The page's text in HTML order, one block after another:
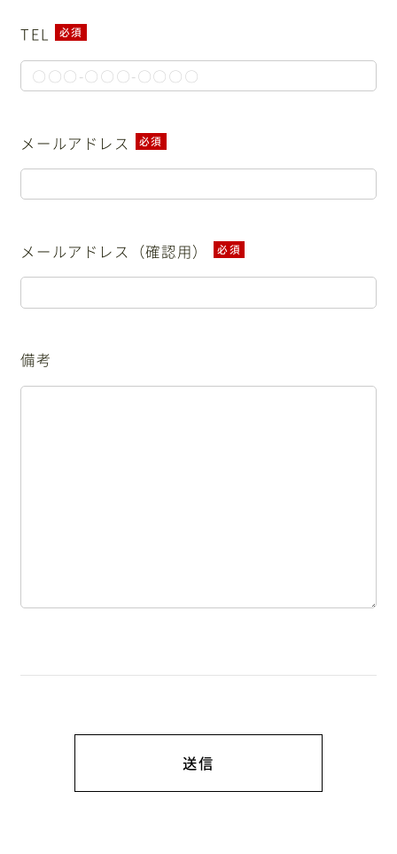
TEL 必須
メールアドレス 必須
メールアドレス（確認用） 必須
備考